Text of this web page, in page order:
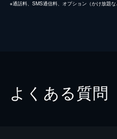
※通話料、SMS通信料、オプション（かけ放題な
よくある質問